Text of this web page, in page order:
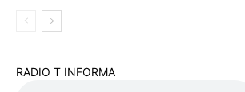
RADIO T INFORMA